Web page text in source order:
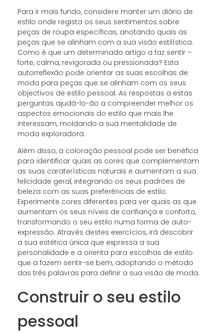
Para ir mais fundo, considere manter um diário de
estilo onde regista os seus sentimentos sobre
peças de roupa específicas, anotando quais as
peças que se alinham com a sua visão estilística.
Como é que um determinado artigo a faz sentir –
forte, calma, revigorada ou pressionada? Esta
autorreflexão pode orientar as suas escolhas de
moda para peças que se alinham com os seus
objectivos de estilo pessoal. As respostas a estas
perguntas ajudá-lo-ão a compreender melhor os
aspectos emocionais do estilo que mais lhe
interessam, moldando a sua mentalidade de
moda exploradora.
Além disso, a coloração pessoal pode ser benéfica
para identificar quais as cores que complementam
as suas caraterísticas naturais e aumentam a sua
felicidade geral, integrando os seus padrões de
beleza com as suas preferências de estilo.
Experimente cores diferentes para ver quais as que
aumentam os seus níveis de confiança e conforto,
transformando o seu estilo numa forma de auto-
expressão. Através destes exercícios, irá descobrir
a sua estética única que expressa a sua
personalidade e a orienta para escolhas de estilo
que a fazem sentir-se bem, adoptando o método
das três palavras para definir a sua visão de moda.
Construir o seu estilo
pessoal